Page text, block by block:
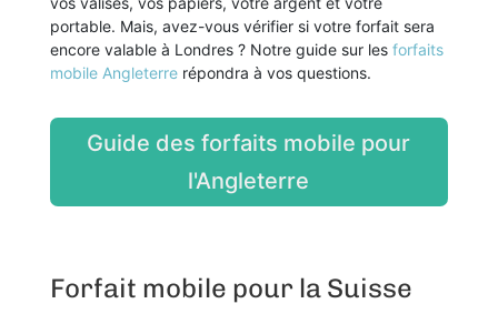
portable. Mais, avez-vous vérifier si votre forfait sera
encore valable à Londres ? Notre guide sur lesforfaits
mobile Angleterrerépondra à vos questions.
Guide des forfaits mobile pour
l'Angleterre
Forfait mobile pour la Suisse